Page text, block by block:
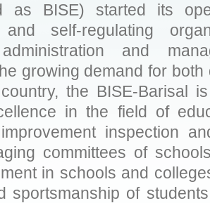
as BISE) started its
and self-regulating
and
growing demand for
the BISE-Barisal
in the field of
inspection
committees of
in schools and
sportsmanship of